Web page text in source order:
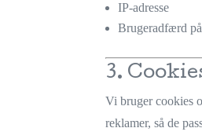
IP-adresse
Brugeradfærd
3.
Vi bruger cookies
reklamer, så de